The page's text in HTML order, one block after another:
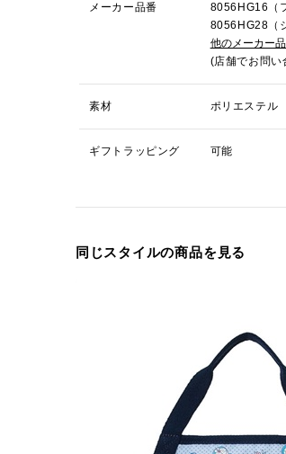
メーカー品番
8056HG16（
8056HG28（
他のメーカー
(店舗でお問い
素材 ポリエステル
ギフトラッピング 可能
同じスタイルの商品を見る